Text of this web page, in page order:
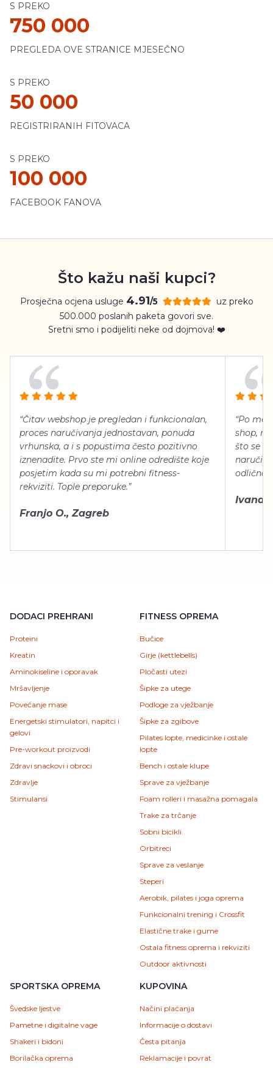
S PREKO
750 000
PREGLEDA OVE STRANICE MJESEČNO
S PREKO
50 000
REGISTRIRANIH FITOVACA
S PREKO
100 000
FACEBOOK FANOVA
Što kažu naši kupci?
Prosječna ocjena usluge 4.91/5
uz preko
500.000 poslanih paketa govori sve.
Sretni smo i podijeliti neke od dojmova! ❤️
“Čitav webshop je pregledan i funkcionalan,
proces naručivanja jednostavan, ponuda
vrhunska, a i s popustima često pozitivno
iznenadite. Prvo ste mi online odredište koje
posjetim kada su mi potrebni fitness-
rekviziti. Tople preporuke.”
Franjo O., Zagreb
“Po
shop,
što se
naručiti,
odlično
Ivana
DODACI PREHRANI
Proteini
Kreatin
Aminokiseline i oporavak
Mršavljenje
Povećanje mase
Energetski stimulatori, napitci i
gelovi
Pre-workout proizvodi
Zdravi snackovi i obroci
Zdravlje
Stimulansi
FITNESS OPREMA
Bučice
Girje (kettlebells)
Pločasti utezi
Šipke za utege
Podloge za vježbanje
Šipke za zgibove
Pilates lopte, medicinke i ostale
lopte
Bench i ostale klupe
Sprave za vježbanje
Foam rolleri i masažna pomagala
Trake za trčanje
Sobni bicikli
Orbitreci
Sprave za veslanje
Steperi
Aerobik, pilates i joga oprema
Funkcionalni trening i Crossfit
Elastične trake i gume
Ostala fitness oprema i rekviziti
Outdoor aktivnosti
SPORTSKA OPREMA
Švedske ljestve
Pametne i digitalne vage
Shakeri i bidoni
Borilačka oprema
KUPOVINA
Načini plaćanja
Informacije o dostavi
Česta pitanja
Reklamacije i povrat